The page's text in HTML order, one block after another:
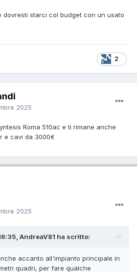
dovresti starci col budget con un usato
2
2025
Roma 510ac e ti rimane anche
e cavi da 3000€
2025
AndreaV81 ha scritto:
accanto all'impianto principale in
quadri, per fare qualche